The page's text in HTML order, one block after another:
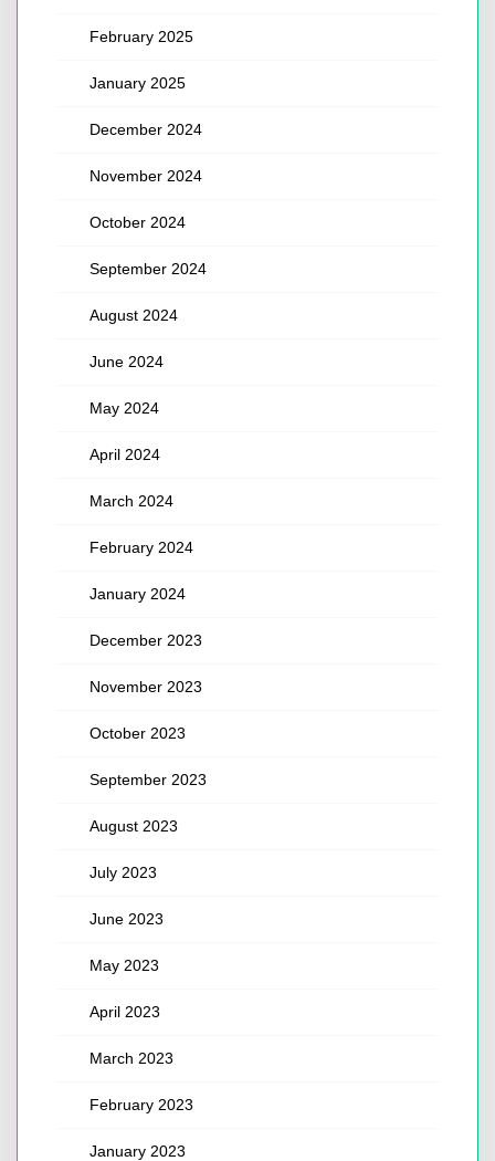
February 2025
January 2025
December 2024
November 2024
October 2024
September 2024
August 2024
June 2024
May 2024
April 2024
March 2024
February 2024
January 2024
December 2023
November 2023
October 2023
September 2023
August 2023
July 2023
June 2023
May 2023
April 2023
March 2023
February 2023
January 2023